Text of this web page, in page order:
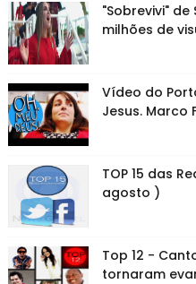
"Sobrevivi"
milhões de
Vídeo do
Jesus. Marco
TOP 15 das
agosto )
Top 12 -
tornaram